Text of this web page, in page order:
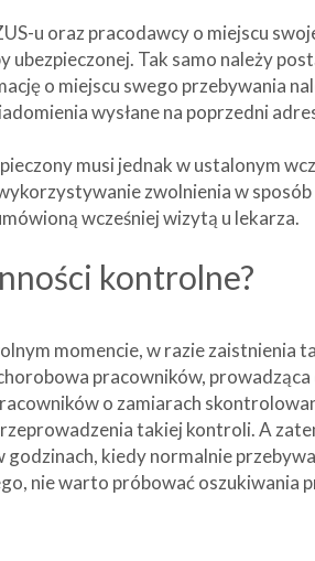
u oraz pracodawcy o miejscu
Tak samo należy
o miejscu swego przebywania
wysłane na poprzedni
musi jednak w ustalonym
zwolnienia w
wcześniej wizytą u lekarza.
kontrolne?
momencie, w razie zaistnienia
pracowników,
o zamiarach
takiej kontroli. A
kiedy normalnie
nie warto próbować oszukiwania